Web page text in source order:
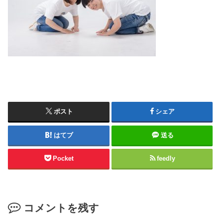
ポスト シェア
はてブ 送る
Pocket feedly
コメントを残す